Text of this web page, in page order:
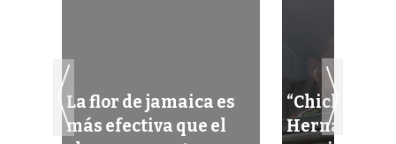
La flor de jamaica es
más efectiva que el
“Chicharito”
Hernández,